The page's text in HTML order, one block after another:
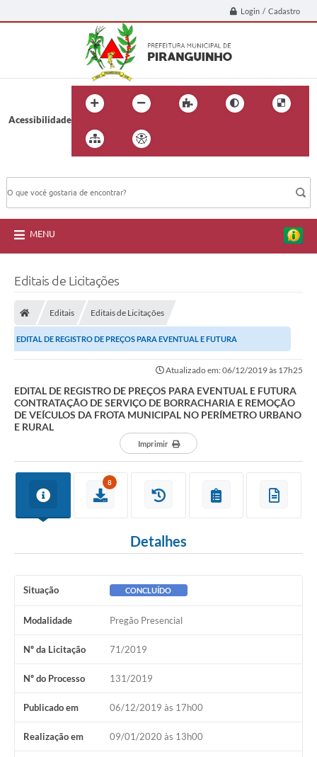
Login / Cadastro
Acessibilidade
MENU
Editais de Licitações
Editais Editais de Licitações
EDITAL DE REGISTRO DE PREÇOS PARA EVENTUAL E FUTURA
Atualizado em: 06/12/2019 às 17h25
EDITAL DE REGISTRO DE PREÇOS PARA EVENTUAL E FUTURA
CONTRATAÇÃO DE SERVIÇO DE BORRACHARIA E REMOÇÃO
DE VEÍCULOS DA FROTA MUNICIPAL NO PERÍMETRO URBANO
E RURAL
Imprimir
8
Detalhes
Situação CONCLUÍDO
Modalidade Pregão Presencial
Nº da Licitação 71/2019
Nº do Processo 131/2019
Publicado em 06/12/2019 às 17h00
Realização em 09/01/2020 às 13h00